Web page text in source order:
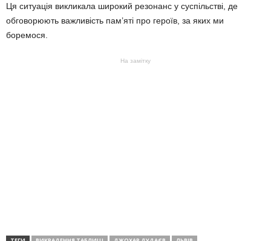
Ця ситуація викликала широкий резонанс у суспільстві, де
обговорюють важливість пам’яті про героїв, за яких ми
боремося.
На замітку